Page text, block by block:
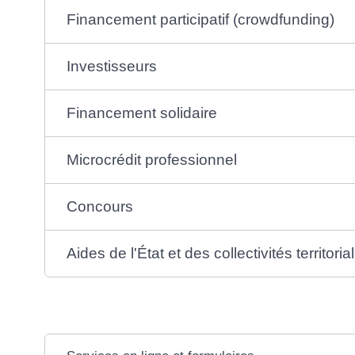
Financement participatif (crowdfunding)
Investisseurs
Financement solidaire
Microcrédit professionnel
Concours
Aides de l'État et des collectivités